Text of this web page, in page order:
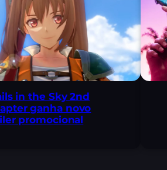
in the Sky 2nd
ganha novo
promocional